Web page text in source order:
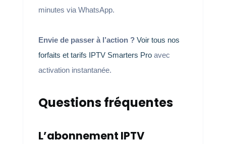
minutes via WhatsApp.
Envie de passer à l’action ? Voir tous nos
forfaits et tarifs IPTV Smarters Proavec
activation instantanée.
Questions fréquentes
L’abonnement IPTV